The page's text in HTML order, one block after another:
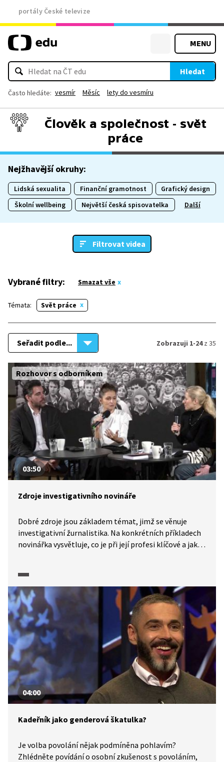
portály České televize
MENU
Hledat
Často hledáte: vesmír Měsíc lety do vesmíru
Člověk a společnost - svět
práce
Nejžhavější okruhy:
Lidská sexualita Finanční gramotnost
Grafický design
Školní wellbeing
Největší česká spisovatelka Další
Filtrovat videa
Vybrané filtry: Smazat vše
Témata: Svět práce
Seřadit podle... Zobrazuji 1-24z 35
Rozhovor s odborníkem
03:50
Zdroje investigativního novináře
Dobré zdroje jsou základem témat, jimž se věnuje
investigativní žurnalistika. Na konkrétních příkladech
novinářka vysvětluje, co je při její profesi klíčové a jak
04:00
Kadeřník jako genderová škatulka?
Je volba povolání nějak podmíněna pohlavím?
Zhlédněte povídání o osobní zkušenost s povoláním,